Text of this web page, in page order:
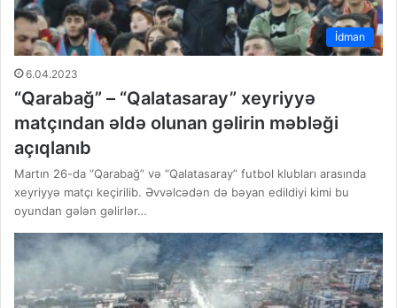
İdman
6.04.2023
“Qarabağ” – “Qalatasaray” xeyriyyə
matçından əldə olunan gəlirin məbləği
açıqlanıb
Martın 26-da “Qarabağ” və “Qalatasaray” futbol klubları arasında
xeyriyyə matçı keçirilib. Əvvəlcədən də bəyan edildiyi kimi bu
oyundan gələn gəlirlər…